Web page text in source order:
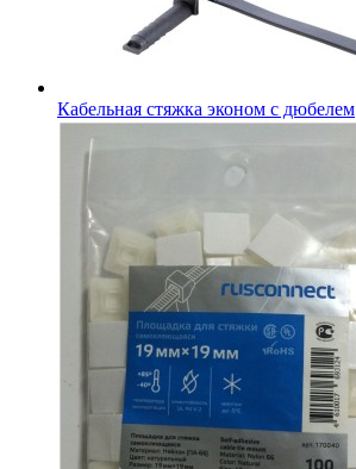
Кабельная стяжка эконом с дюбелем